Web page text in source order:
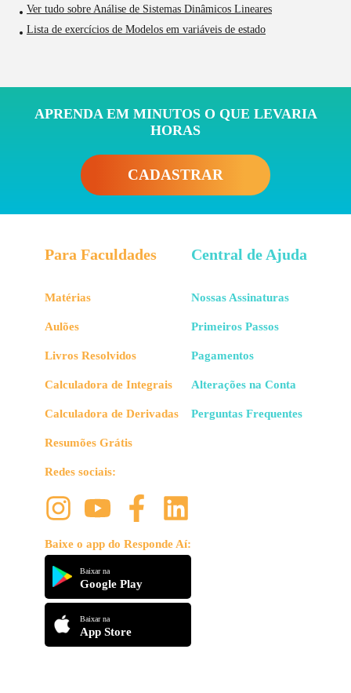
Ver tudo sobre Análise de Sistemas Dinâmicos Lineares
Lista de exercícios de Modelos em variáveis de estado
APRENDA EM MINUTOS O QUE LEVARIA
HORAS
CADASTRAR
Para Faculdades
Matérias
Aulões
Livros Resolvidos
Calculadora de Integrais
Calculadora de Derivadas
Resumões Grátis
Redes sociais:
Baixe o app do Responde Aí:
Baixar na
Google Play
Baixar na
App Store
Central de Ajuda
Nossas Assinaturas
Primeiros Passos
Pagamentos
Alterações na Conta
Perguntas Frequentes